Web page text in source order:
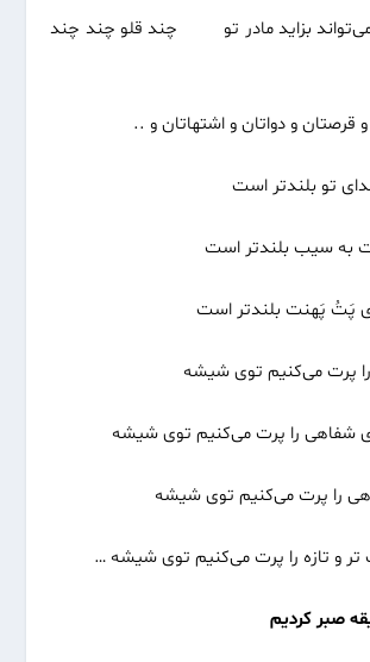
بزاید مادر تو چند قلو چند چند
و قرصتان و دواتان و اشتهاتان و ..
تو بلندتر است
به سیب بلندتر است
پَتُ پَهنت بلندتر است
پرت می‌کنیم توی شیشه
شفاهی را پرت می‌کنیم توی شیشه
را پرت می‌کنیم توی شیشه
تر و تازه را پرت می‌کنیم توی شیشه …
صبر کردیم